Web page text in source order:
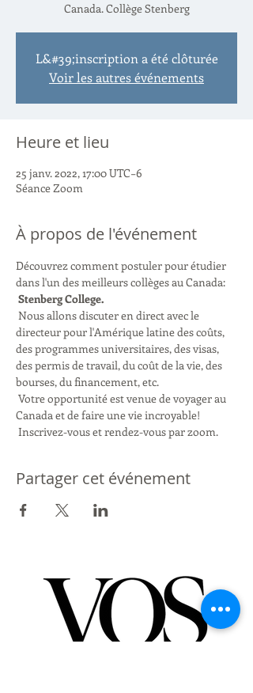
Canada. Collège Stenberg
L&#39;inscription a été clôturée
Voir les autres événements
Heure et lieu
25 janv. 2022, 17:00 UTC−6
Séance Zoom
À propos de l'événement
Découvrez comment postuler pour étudier
dans l'un des meilleurs collèges au Canada:
Stenberg College.
directeur pour l'Amérique latine des coûts,
des programmes universitaires, des visas,
des permis de travail, du coût de la vie, des
bourses, du financement, etc.
Canada et de faire une vie incroyable!
Inscrivez-vous et rendez-vous par zoom.
Partager cet événement